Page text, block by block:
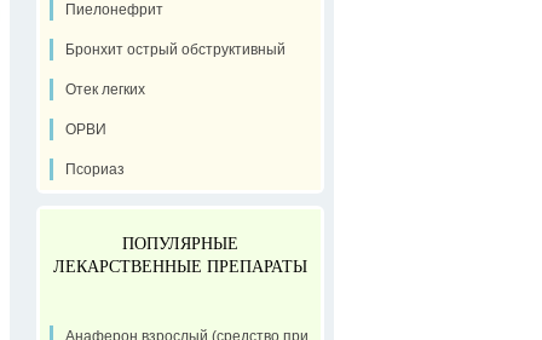
Пиелонефрит
Бронхит острый обструктивный
Отек легких
ОРВИ
Псориаз
ПОПУЛЯРНЫЕ
ЛЕКАРСТВЕННЫЕ ПРЕПАРАТЫ
Анаферон взрослый (средство при